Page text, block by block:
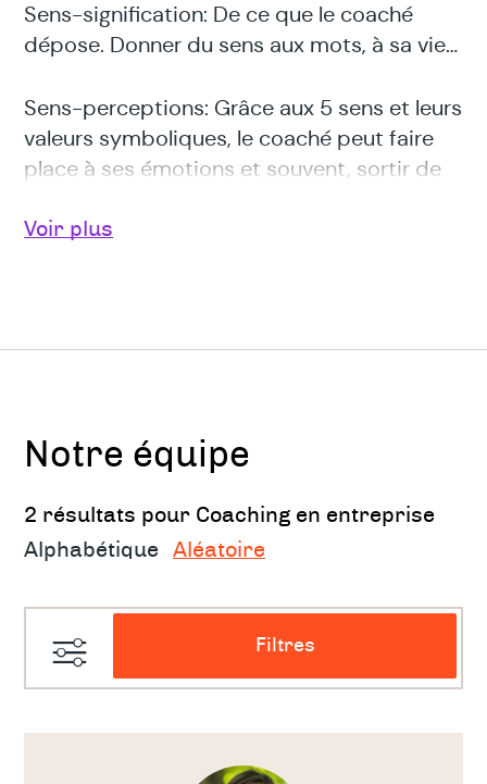
Sens-signification: De ce que le coaché
dépose. Donner du sens aux mots, à sa vie…
Sens-perceptions: Grâce aux 5 sens et leurs
valeurs symboliques, le coaché peut faire
place à ses émotions et souvent, sortir de
accompagnement et gestion des
conflits, des situations de stress
travailler sur l'esprit d'équipe,
techniques, ateliers, prévention ou
problématique
accompagnement dans l'optimalisation
managers ou des dirigeants
Voir plus
Notre équipe
2 résultats pour Coaching en entreprise
Alphabétique
Aléatoire
Filtres
Voir